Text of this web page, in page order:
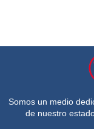
Somos un medio
de nuestro